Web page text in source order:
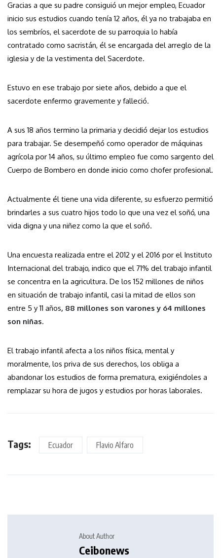
Gracias a que su padre consiguió un mejor empleo, Ecuador
inicio sus estudios cuando tenía 12 años, él ya no trabajaba en
los sembríos, el sacerdote de su parroquia lo había
contratado como sacristán, él se encargada del arreglo de la
iglesia y de la vestimenta del Sacerdote.
Estuvo en ese trabajo por siete años, debido a que el
sacerdote enfermo gravemente y falleció.
A sus 18 años termino la primaria y decidió dejar los estudios
para trabajar. Se desempeñó como operador de máquinas
agrícola por 14 años, su último empleo fue como sargento del
Cuerpo de Bombero en donde inicio como chofer profesional.
Actualmente él tiene una vida diferente, su esfuerzo permitió
brindarles a sus cuatro hijos todo lo que una vez el soñó, una
vida digna y una niñez como la que el soñó.
Una encuesta realizada entre el 2012 y el 2016 por el Instituto
Internacional del trabajo, indico que el 71% del trabajo infantil
se concentra en la agricultura. De los 152 millones de niños
en situación de trabajo infantil, casi la mitad de ellos son
entre 5 y 11 años, 88 millones son varones y 64 millones
son niñas.
El trabajo infantil afecta a los niños física, mental y
moralmente, los priva de sus derechos, los obliga a
abandonar los estudios de forma prematura, exigiéndoles a
remplazar su hora de jugos y estudios por horas laborales.
Tags: Ecuador Flavio Alfaro
About Author
Ceibonews